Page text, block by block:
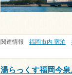
関連情報 福岡市内 宿泊
湯らっくす福岡今泉